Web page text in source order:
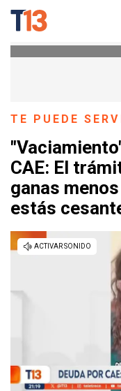
TE PUEDE
CAE: El
ganas
estás